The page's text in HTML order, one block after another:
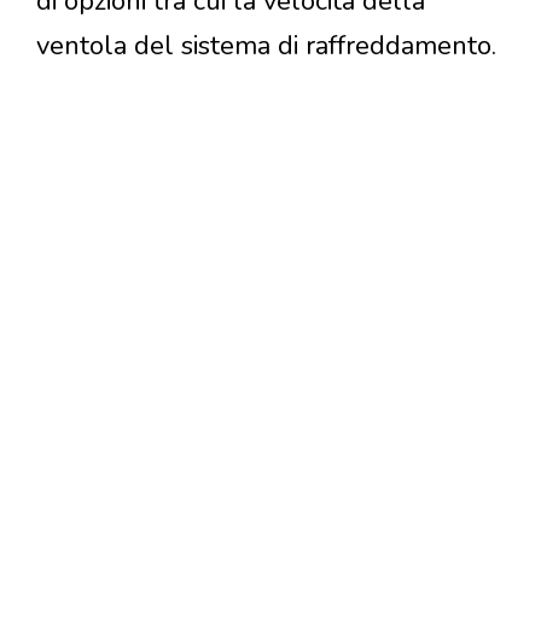
ventola del sistema di raffreddamento.